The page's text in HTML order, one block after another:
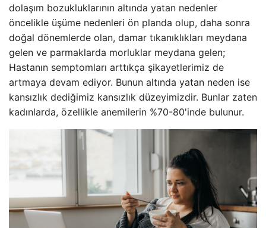
dolaşım bozukluklarının altında yatan nedenler
öncelikle üşüme nedenleri ön planda olup, daha sonra
doğal dönemlerde olan, damar tıkanıklıkları meydana
gelen ve parmaklarda morluklar meydana gelen;
Hastanın semptomları arttıkça şikayetlerimiz de
artmaya devam ediyor. Bunun altında yatan neden ise
kansızlık dediğimiz kansızlık düzeyimizdir. Bunlar zaten
kadınlarda, özellikle anemilerin %70-80'inde bulunur.